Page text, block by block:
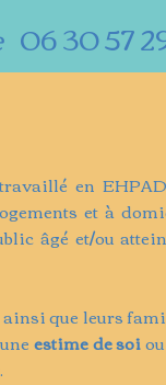
06 30 57
en
et à
âgé et/ou
que leurs
estime de soi